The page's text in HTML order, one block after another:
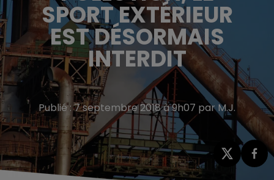
SPORT EXTÉRIEUR
EST DÉSORMAIS
INTERDIT
Publié : 7 septembre 2018 à 9h07 par M.J.